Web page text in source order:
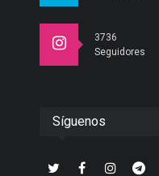
3736
Seguidores
Síguenos